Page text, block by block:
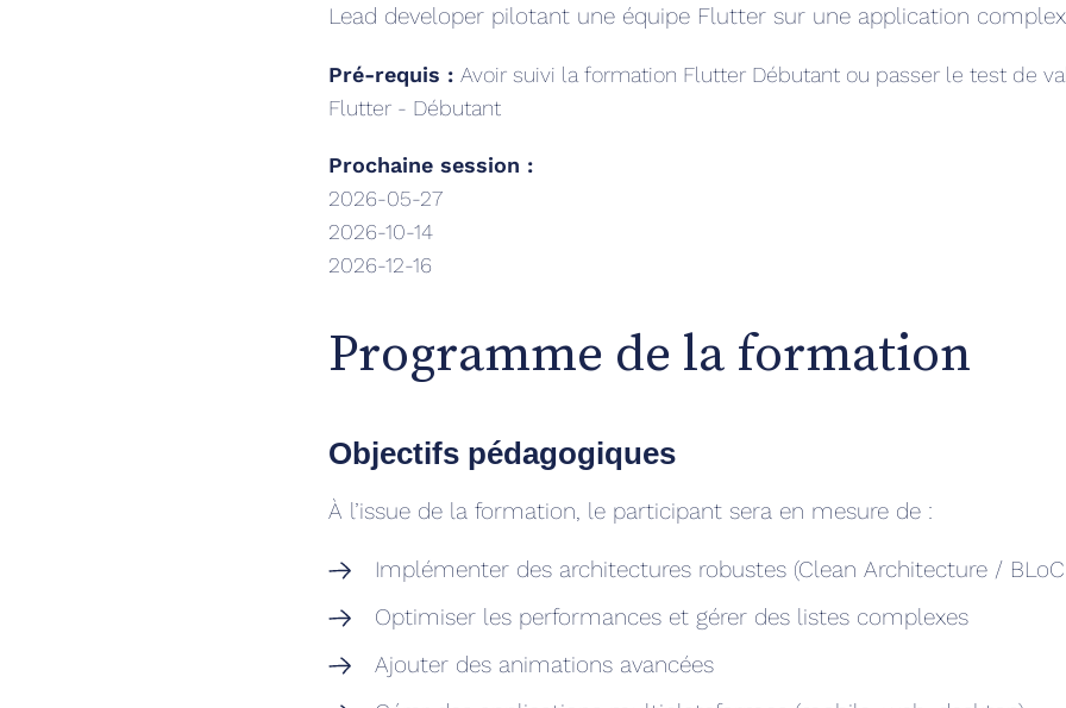
Lead developer pilotant une équipe Flutter sur une application
Pré-requis :Avoir suivi la formation Flutter Débutant ou passer le test de
Flutter - Débutant
Prochaine session :
2026-05-27
2026-10-14
2026-12-16
Programme de la formation
Objectifs pédagogiques
À l’issue de la formation, le participant sera en mesure de :
Implémenter des architectures robustes (Clean Architecture /
Optimiser les performances et gérer des listes complexes
Ajouter des animations avancées